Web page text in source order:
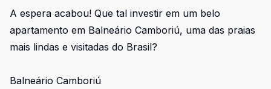
A espera acabou! Que tal investir em um belo
apartamento em Balneário Camboriú, uma das praias
mais lindas e visitadas do Brasil?
Balneário Camboriú